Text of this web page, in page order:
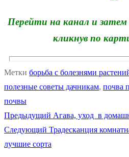
Перейти на канал и
кликнув по
Метки борьба с болезнями
полезные советы дачникам, почва
почвы
Навигация
по
Предыдущий Предыдущая
запись:
Агава, уход в
Следующий Следующая
запись:
Традесканция
лучшие сорта